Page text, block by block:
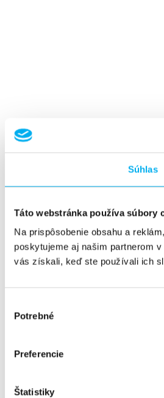
Súhlas
Táto webstránka používa súbory
Na prispôsobenie obsahu a
poskytujeme aj našim partnerom
vás získali, keď ste používali ich
súhlasu
Potrebné
Preferencie
Štatistiky